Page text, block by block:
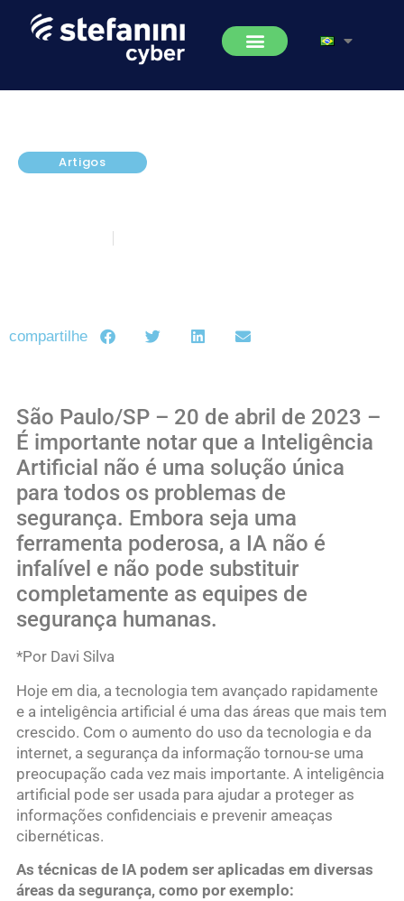
Artigos
compartilhe
São Paulo/SP – 20 de abril de 2023 –
É importante notar que a Inteligência
Artificial não é uma solução única
para todos os problemas de
segurança. Embora seja uma
ferramenta poderosa, a IA não é
infalível e não pode substituir
completamente as equipes de
segurança humanas.
*Por Davi Silva
Hoje em dia, a tecnologia tem avançado rapidamente
e a inteligência artificial é uma das áreas que mais tem
crescido. Com o aumento do uso da tecnologia e da
internet, a segurança da informação tornou-se uma
preocupação cada vez mais importante. A inteligência
artificial pode ser usada para ajudar a proteger as
informações confidenciais e prevenir ameaças
cibernéticas.
As técnicas de IA podem ser aplicadas em diversas
áreas da segurança, como por exemplo: